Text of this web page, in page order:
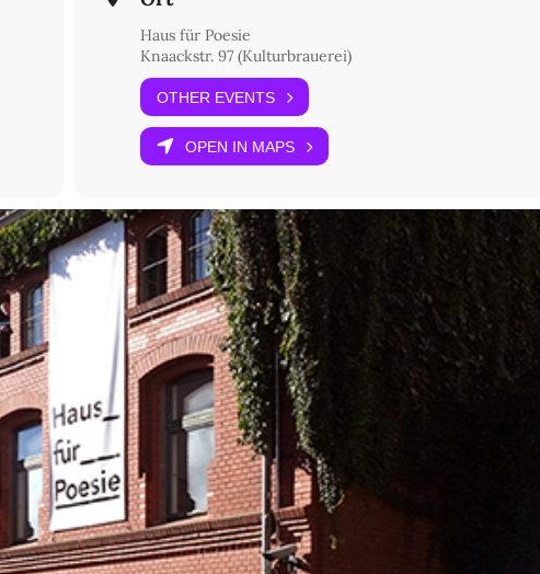
Haus für Poesie
Knaackstr. 97 (Kulturbrauerei)
OTHER EVENTS
OPEN IN MAPS